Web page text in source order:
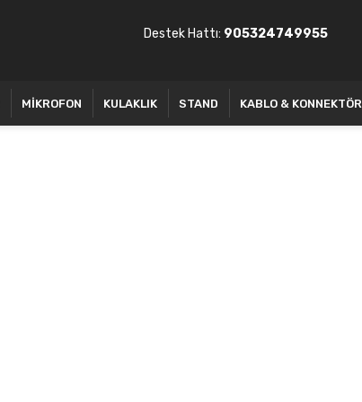
Destek Hattı: 905324749955
MİKROFON KULAKLIK STAND KABLO & KONNEKTÖR